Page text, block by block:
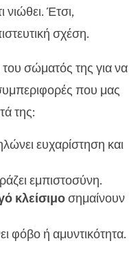
νιώθει. Έτσι,
σχέση.
σώματός της για να
που μας
της:
ευχαρίστηση και
εμπιστοσύνη.
κλείσιμοσημαίνουν
φόβο ή αμυντικότητα.